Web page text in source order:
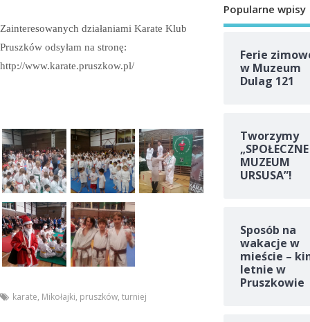
Zainteresowanych działaniami Karate Klub
Pruszków odsyłam na stronę:
http://www.karate.pruszkow.pl/
karate, Mikołajki, pruszków, turniej
Popularne wpisy
Ferie
w Muzeum
Dulag 121
Tworzymy
„SPOŁECZNE
MUZEUM
URSUSA”!
Sposób na
wakacje w
mieście –
letnie w
Pruszkowie